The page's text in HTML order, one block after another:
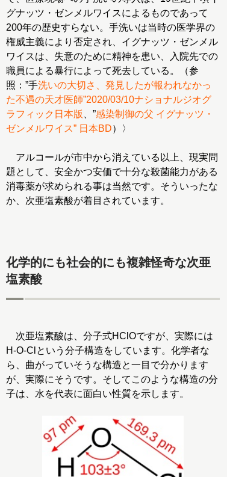
グナッツ・ゼンメルワイスによるものであって
200年の歴史すらない。手洗いは当時の医学界の
権威主義により否定され、イグナッツ・ゼンメル
ワイスは、失意のために精神を患い、入院先での
職員による暴行によって死去している。（参
照：”手洗いの大切さ、発見したが報われなかっ
た不遇の天才医師”2020/03/10ナショナルジオグ
ラフィック日本版
、”感染制御の父 イグナッツ・
ゼンメルワイス” 日本BD）〉
アルコールが市中から消えている以上、現実問
題として、安全かつ安価で十分な殺菌能力がある
消毒薬が求められる事は当然です。そういったな
か、次亜塩素酸が着目されています。
化学的にも社会的にも複雑怪奇な次亜
塩素酸
次亜塩素酸は、分子式HClOですが、実際には
H-O-Clという分子構造をしています。化学者な
ら、曲がっていそうな構造と一目で分かります
が、実際にそうです。そしてこのような構造の分
子は、水を代表に面白い性質を示します。